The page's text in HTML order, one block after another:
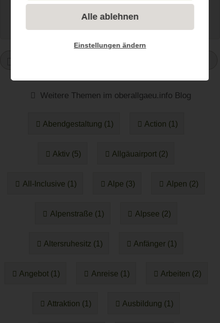
Weiterlesen...
Weitere Themen im oberallgaeu.info Blog
Abendgestaltung (1) Action (1)
Aktiv (5) Allgäuairport (2)
All-Inclusive (1) Alpe (3) Alpen (2)
Alpenstraße (1) Alpsee (2)
Altersruhesitz (1) Anfänger (1)
Angebot (1) Anreise (1) Arbeiten (2)
Attraktion (1) Ausbildung (1)
Alle ablehnen
Einstellungen ändern